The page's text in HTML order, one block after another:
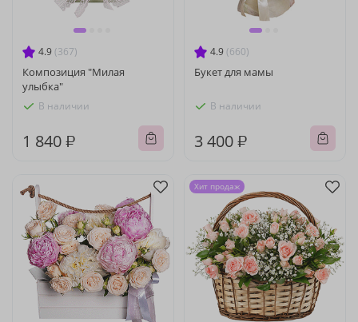
4.9 (367)
Композиция "Милая
улыбка"
В наличии
1 840 ₽
4.9 (660)
Букет для мамы
В наличии
3 400 ₽
Хит продаж